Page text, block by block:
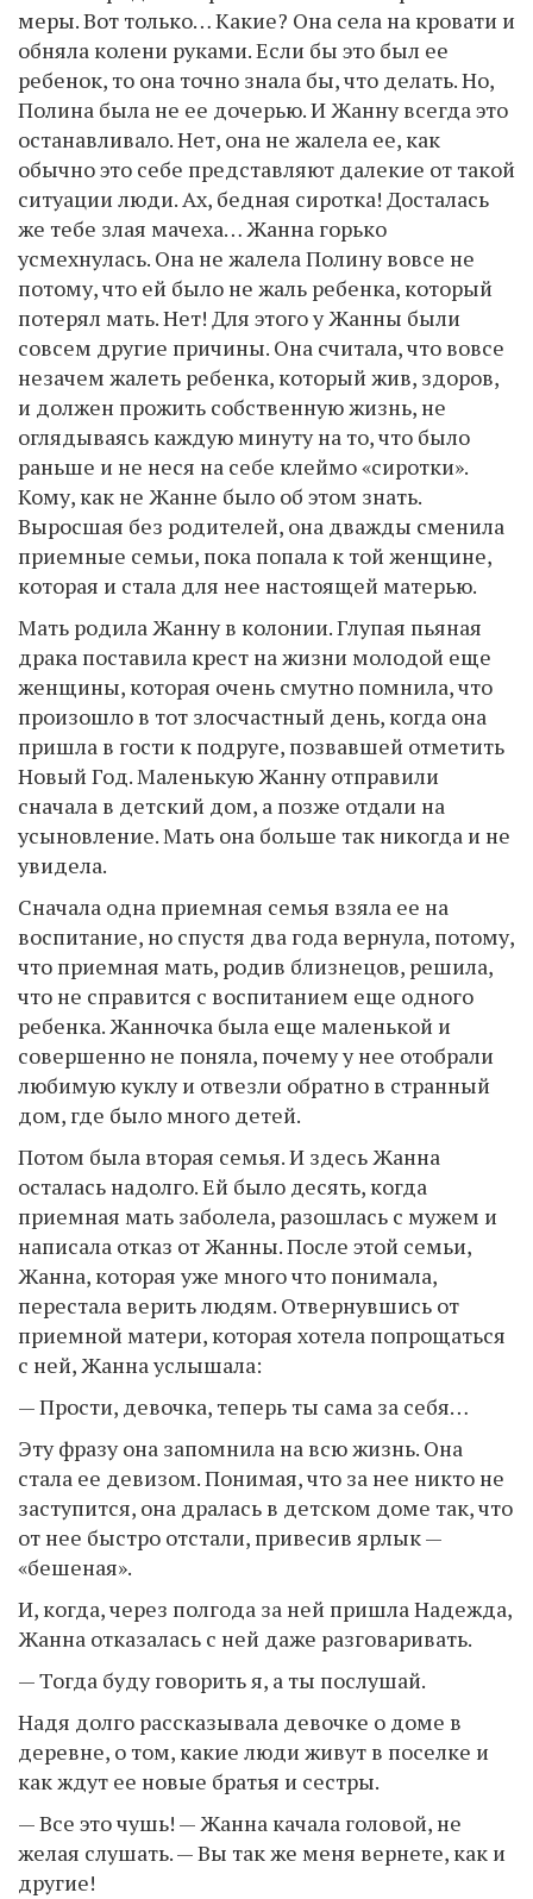
меры. Вот только… Какие? Она села на кровати и
обняла колени руками. Если бы это был ее
ребенок, то она точно знала бы, что делать. Но,
Полина была не ее дочерью. И Жанну всегда это
останавливало. Нет, она не жалела ее, как
обычно это себе представляют далекие от такой
ситуации люди. Ах, бедная сиротка! Досталась
же тебе злая мачеха… Жанна горько
усмехнулась. Она не жалела Полину вовсе не
потому, что ей было не жаль ребенка, который
потерял мать. Нет! Для этого у Жанны были
совсем другие причины. Она считала, что вовсе
незачем жалеть ребенка, который жив, здоров,
и должен прожить собственную жизнь, не
оглядываясь каждую минуту на то, что было
раньше и не неся на себе клеймо «сиротки».
Кому, как не Жанне было об этом знать.
Выросшая без родителей, она дважды сменила
приемные семьи, пока попала к той женщине,
которая и стала для нее настоящей матерью.
Мать родила Жанну в колонии. Глупая пьяная
драка поставила крест на жизни молодой еще
женщины, которая очень смутно помнила, что
произошло в тот злосчастный день, когда она
пришла в гости к подруге, позвавшей отметить
Новый Год. Маленькую Жанну отправили
сначала в детский дом, а позже отдали на
усыновление. Мать она больше так никогда и не
увидела.
Сначала одна приемная семья взяла ее на
воспитание, но спустя два года вернула, потому,
что приемная мать, родив близнецов, решила,
что не справится с воспитанием еще одного
ребенка. Жанночка была еще маленькой и
совершенно не поняла, почему у нее отобрали
любимую куклу и отвезли обратно в странный
дом, где было много детей.
Потом была вторая семья. И здесь Жанна
осталась надолго. Ей было десять, когда
приемная мать заболела, разошлась с мужем и
написала отказ от Жанны. После этой семьи,
Жанна, которая уже много что понимала,
перестала верить людям. Отвернувшись от
приемной матери, которая хотела попрощаться
с ней, Жанна услышала:
— Прости, девочка, теперь ты сама за себя…
Эту фразу она запомнила на всю жизнь. Она
стала ее девизом. Понимая, что за нее никто не
заступится, она дралась в детском доме так, что
от нее быстро отстали, привесив ярлык —
«бешеная».
И, когда, через полгода за ней пришла Надежда,
Жанна отказалась с ней даже разговаривать.
— Тогда буду говорить я, а ты послушай.
Надя долго рассказывала девочке о доме в
деревне, о том, какие люди живут в поселке и
как ждут ее новые братья и сестры.
— Все это чушь! — Жанна качала головой, не
желая слушать. — Вы так же меня вернете, как и
другие!